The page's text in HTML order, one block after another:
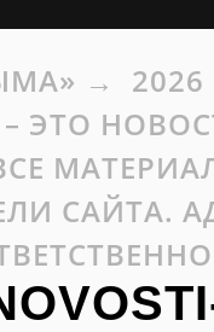
→ 2026
– ЭТО
САЙТА.